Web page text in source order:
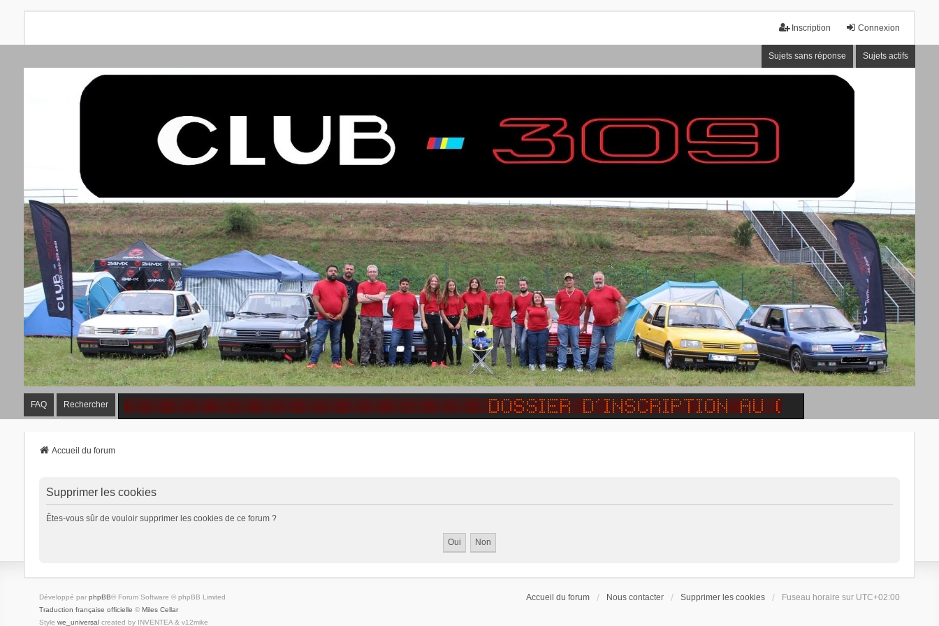
Connexion
Inscription
Sujets sans réponse Sujets actifs
FAQ Rechercher
Accueil du forum
Supprimer les cookies
Êtes-vous sûr de vouloir supprimer les cookies de ce forum ?
Accueil du forum Nous contacter Supprimer les cookies Fuseau horaire sur UTC+02:00
Développé par phpBB® Forum Software © phpBB Limited
Traduction française officielle © Miles Cellar
Style we_universalcreated by INVENTEA & v12mike